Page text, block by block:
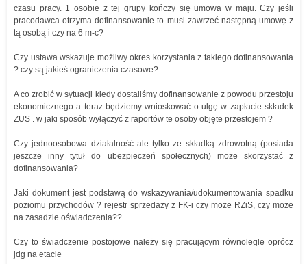
czasu pracy. 1 osobie z tej grupy kończy się umowa w maju. Czy jeśli
pracodawca otrzyma dofinansowanie to musi zawrzeć następną umowę z
tą osobą i czy na 6 m-c?
Czy ustawa wskazuje możliwy okres korzystania z takiego dofinansowania
? czy są jakieś ograniczenia czasowe?
A co zrobić w sytuacji kiedy dostaliśmy dofinansowanie z powodu przestoju
ekonomicznego a teraz będziemy wnioskować o ulgę w zapłacie składek
ZUS . w jaki sposób wyłączyć z raportów te osoby objęte przestojem ?
Czy jednoosobowa działalność ale tylko ze składką zdrowotną (posiada
jeszcze inny tytuł do ubezpieczeń społecznych) może skorzystać z
dofinansowania?
Jaki dokument jest podstawą do wskazywania/udokumentowania spadku
poziomu przychodów ? rejestr sprzedaży z FK-i czy może RZiS, czy może
na zasadzie oświadczenia??
Czy to świadczenie postojowe należy się pracującym równolegle oprócz
jdg na etacie